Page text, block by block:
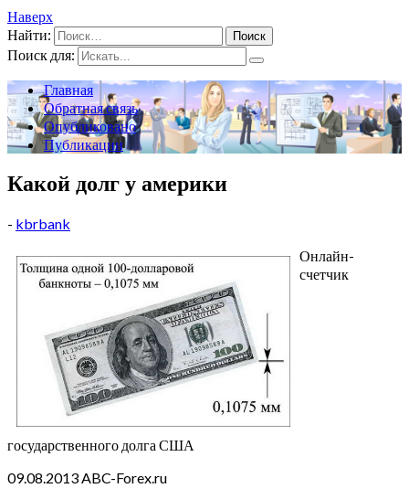
Наверх
Найти:
Поиск для:
Главная
Обратная связь
Опубликовано
Публикации
Какой долг у америки
- kbrbank
Онлайн-
счетчик
государственного долга США
09.08.2013 ABC-Forex.ru